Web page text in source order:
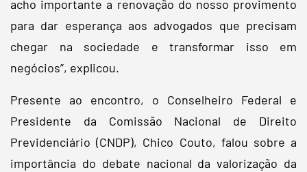
acho importante a renovação do nosso provimento
para dar esperança aos advogados que precisam
chegar na sociedade e transformar isso em
negócios”, explicou.
Presente ao encontro, o Conselheiro Federal e
Presidente da Comissão Nacional de Direito
Previdenciário (CNDP), Chico Couto, falou sobre a
importância do debate nacional da valorização da